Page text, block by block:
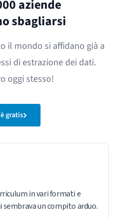
aziende
sbagliarsi
il mondo si affidano già a
di estrazione dei dati.
oggi stesso!
gratis
in vari formati e
un compito arduo.